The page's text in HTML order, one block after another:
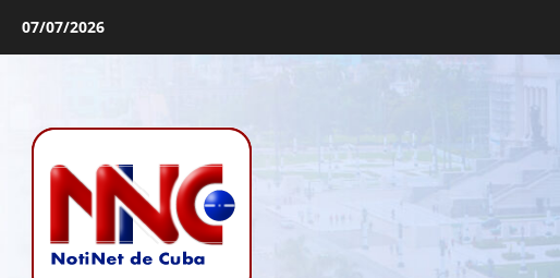
07/07/2026